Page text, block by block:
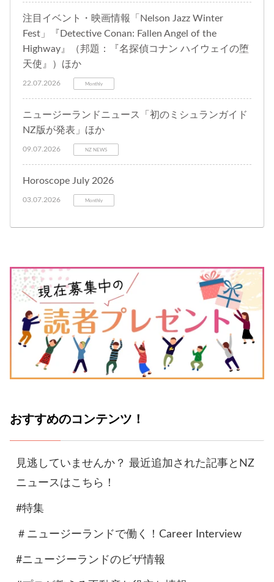
注目イベント・映画情報「Nelson Jazz Winter
Fest」『Detective Conan: Fallen Angel of the
Highway』（邦題：『名探偵コナン ハイウェイの堕
天使』）ほか
22.07.2026 Monthly
ニュージーランドニュース「初のミシュランガイド
NZ版が発表」ほか
09.07.2026 NZ NEWS
Horoscope July 2026
03.07.2026 Monthly
おすすめのコンテンツ！
見逃していませんか？ 最近追加された記事とNZ
ニュースはこちら！
#特集
＃ニュージーランドで働く！Career Interview
#ニュージーランドのビザ情報